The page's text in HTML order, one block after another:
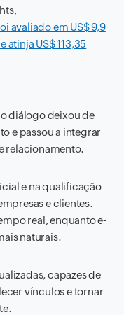
avaliado em US$ 9,9
atinja US$ 113,35
diálogo deixou de
e passou a integrar
relacionamento.
e na qualificação
e clientes.
real, enquanto e-
naturais.
capazes de
vínculos e tornar